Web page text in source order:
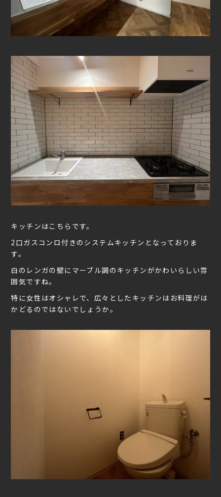
キッチンはこちらです。
2口ガスコンロ付きのシステムキッチンとなっておりま
す。
白のレンガの壁にマーブル調のキッチンがかわいらしい雰
囲気ですね。
特に女性はオシャレで、広々としたキッチンはお料理がは
かどるのではないでしょうか。